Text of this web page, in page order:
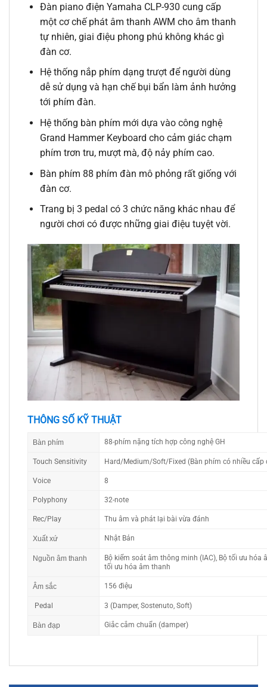
Đàn piano điện Yamaha CLP-930 cung cấp
một cơ chế phát âm thanh AWM cho âm thanh
tự nhiên, giai điệu phong phú không khác gì
đàn cơ.
Hệ thống nắp phím dạng trượt để người dùng
dễ sử dụng và hạn chế bụi bẩn làm ảnh hưởng
tới phím đàn.
Hệ thống bàn phím mới dựa vào công nghệ
Grand Hammer Keyboard cho cảm giác chạm
phím trơn tru, mượt mà, độ nảy phím cao.
Bàn phím 88 phím đàn mô phỏng rất giống với
đàn cơ.
Trang bị 3 pedal có 3 chức năng khác nhau để
người chơi có được những giai điệu tuyệt vời.
THÔNG SỐ KỸ THUẬT
Bàn phím 88-phím nặng tích hợp công nghệ GH
Touch Sensitivity Hard/Medium/Soft/Fixed (Bàn phím có nhiều cấp
Voice 8
Polyphony 32-note
Rec/Play Thu âm và phát lại bài vừa đánh
Xuất xứ Nhật Bản
Nguồn âm thanh
Bộ kiểm soát âm thông minh (IAC), Bộ tối ưu hóa
tối ưu hóa âm thanh
Âm sắc 156 điệu
Pedal 3 (Damper, Sostenuto, Soft)
Bàn đạp Giắc cắm chuẩn (damper)